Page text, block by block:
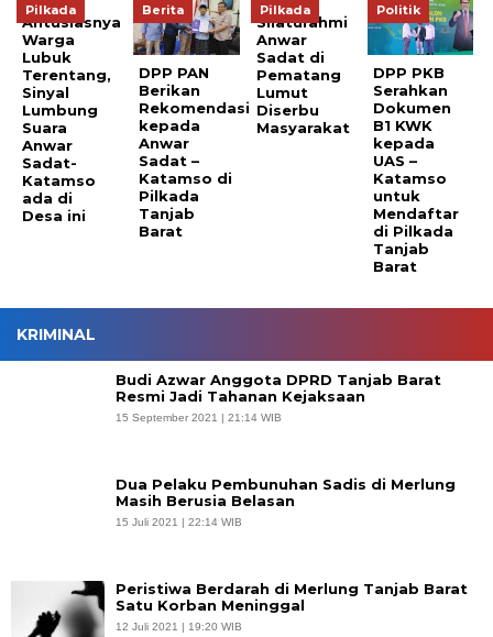
Pilkada
Antusiasnya
Warga
Lubuk
Terentang,
Sinyal
Lumbung
Suara
Anwar
Sadat-
Katamso
ada di
Desa ini
Berita
DPP PAN
Berikan
Rekomendasi
kepada
Anwar
Sadat –
Katamso di
Pilkada
Tanjab
Barat
Pilkada
Silaturahmi
Anwar
Sadat di
Pematang
Lumut
Diserbu
Masyarakat
Politik
DPP PKB
Serahkan
Dokumen
B1 KWK
kepada
UAS –
Katamso
untuk
Mendaftar
di Pilkada
Tanjab
Barat
KRIMINAL
Budi Azwar Anggota DPRD Tanjab Barat
Resmi Jadi Tahanan Kejaksaan
15 September 2021 | 21:14 WIB
Dua Pelaku Pembunuhan Sadis di Merlung
Masih Berusia Belasan
15 Juli 2021 | 22:14 WIB
Peristiwa Berdarah di Merlung Tanjab Barat
Satu Korban Meninggal
12 Juli 2021 | 19:20 WIB